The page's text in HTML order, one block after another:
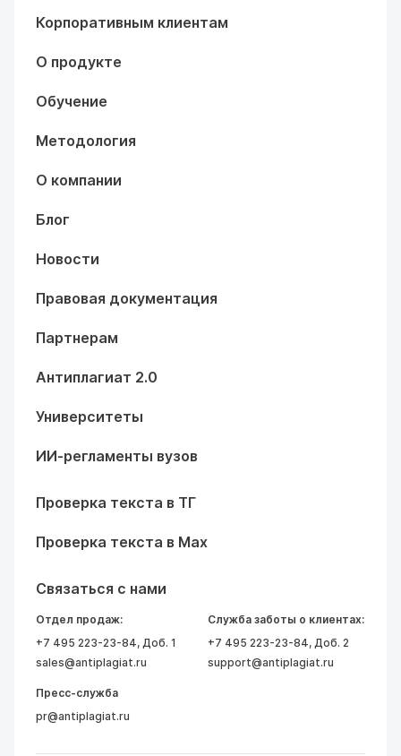
Корпоративным клиентам
О продукте
Обучение
Методология
О компании
Блог
Новости
Правовая документация
Партнерам
Антиплагиат 2.0
Университеты
ИИ-регламенты вузов
Проверка текста в ТГ
Проверка текста в Max
Связаться с нами
Отдел продаж:
+7 495 223-23-84, Доб. 1
sales@antiplagiat.ru
Служба заботы о клиентах:
+7 495 223-23-84, Доб. 2
support@antiplagiat.ru
Пресс-служба
pr@antiplagiat.ru